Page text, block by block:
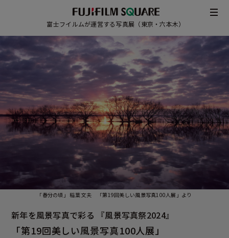
富士フイルムが運営する写真展（東京・六本木）
JAPANESE / ENGLISH
「春分の頃」 稲葉 文夫 「第19回美しい風景写真100人展」より
新年を風景写真で彩る 『風景写真祭2024』
「第19回美しい風景写真100人展」